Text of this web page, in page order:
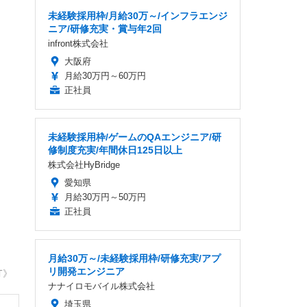
未経験採用枠/月給30万～/インフラエンジ
ニア/研修充実・賞与年2回
infront株式会社
大阪府
月給30万円～60万円
正社員
未経験採用枠/ゲームのQAエンジニア/研
修制度充実/年間休日125日以上
株式会社HyBridge
愛知県
月給30万円～50万円
正社員
月給30万～/未経験採用枠/研修充実/アプ
リ開発エンジニア
ナナイロモバイル株式会社
埼玉県